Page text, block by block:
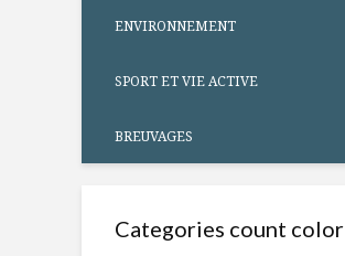
ENVIRONNEMENT
SPORT ET VIE ACTIVE
BREUVAGES
Categories count color